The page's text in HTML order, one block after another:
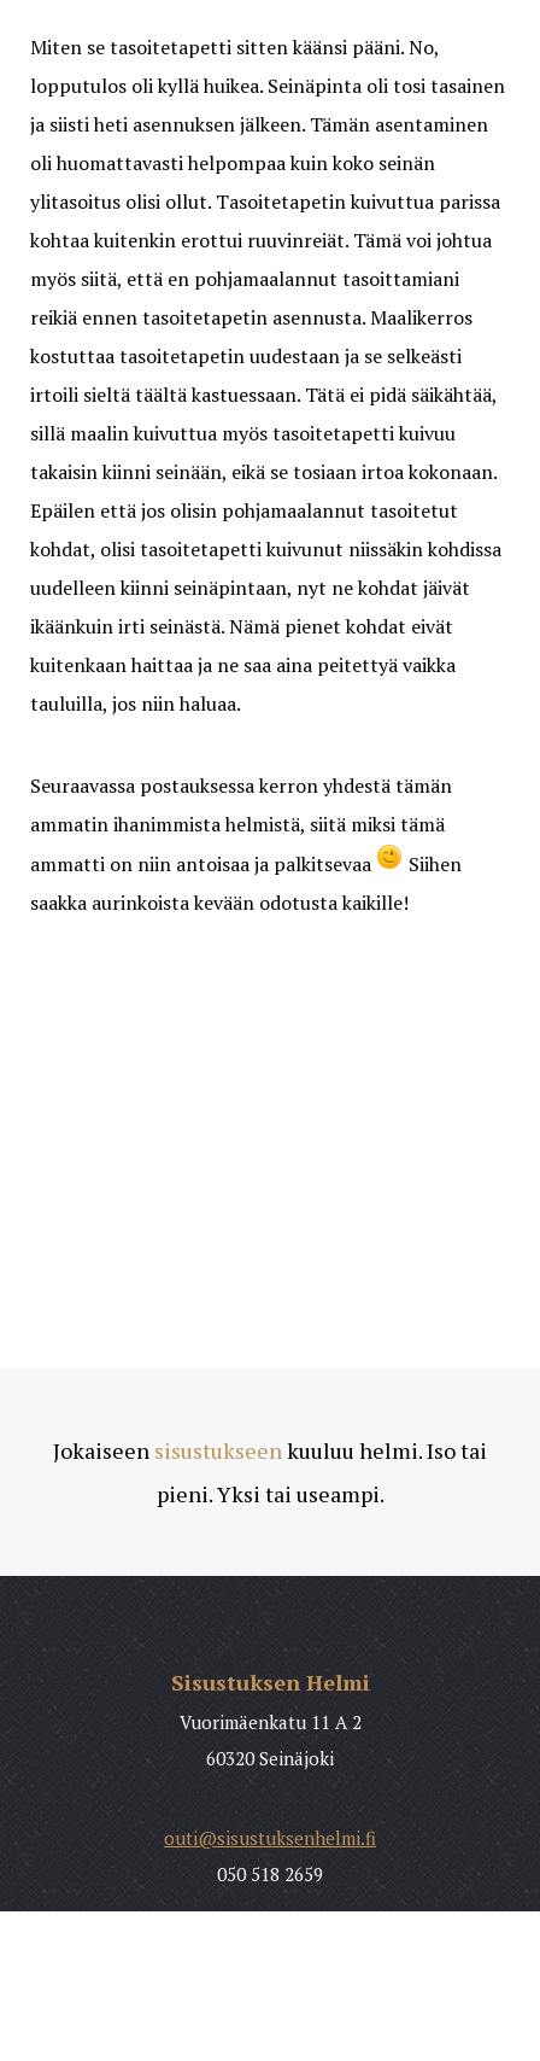
Miten se tasoitetapetti sitten käänsi pääni. No,
lopputulos oli kyllä huikea. Seinäpinta oli tosi tasainen
ja siisti heti asennuksen jälkeen. Tämän asentaminen
oli huomattavasti helpompaa kuin koko seinän
ylitasoitus olisi ollut. Tasoitetapetin kuivuttua parissa
kohtaa kuitenkin erottui ruuvinreiät. Tämä voi johtua
myös siitä, että en pohjamaalannut tasoittamiani
reikiä ennen tasoitetapetin asennusta. Maalikerros
kostuttaa tasoitetapetin uudestaan ja se selkeästi
irtoili sieltä täältä kastuessaan. Tätä ei pidä säikähtää,
sillä maalin kuivuttua myös tasoitetapetti kuivuu
takaisin kiinni seinään, eikä se tosiaan irtoa kokonaan.
Epäilen että jos olisin pohjamaalannut tasoitetut
kohdat, olisi tasoitetapetti kuivunut niissäkin kohdissa
uudelleen kiinni seinäpintaan, nyt ne kohdat jäivät
ikäänkuin irti seinästä. Nämä pienet kohdat eivät
kuitenkaan haittaa ja ne saa aina peitettyä vaikka
tauluilla, jos niin haluaa.
Seuraavassa postauksessa kerron yhdestä tämän
ammatin ihanimmista helmistä, siitä miksi tämä
ammatti on niin antoisaa ja palkitsevaa
Siihen
saakka aurinkoista kevään odotusta kaikille!
Jokaiseen sisustukseenkuuluu helmi. Iso tai
pieni. Yksi tai useampi.
Sisustuksen Helmi
Vuorimäenkatu 11 A 2
60320 Seinäjoki
outi@sisustuksenhelmi.fi
050 518 2659